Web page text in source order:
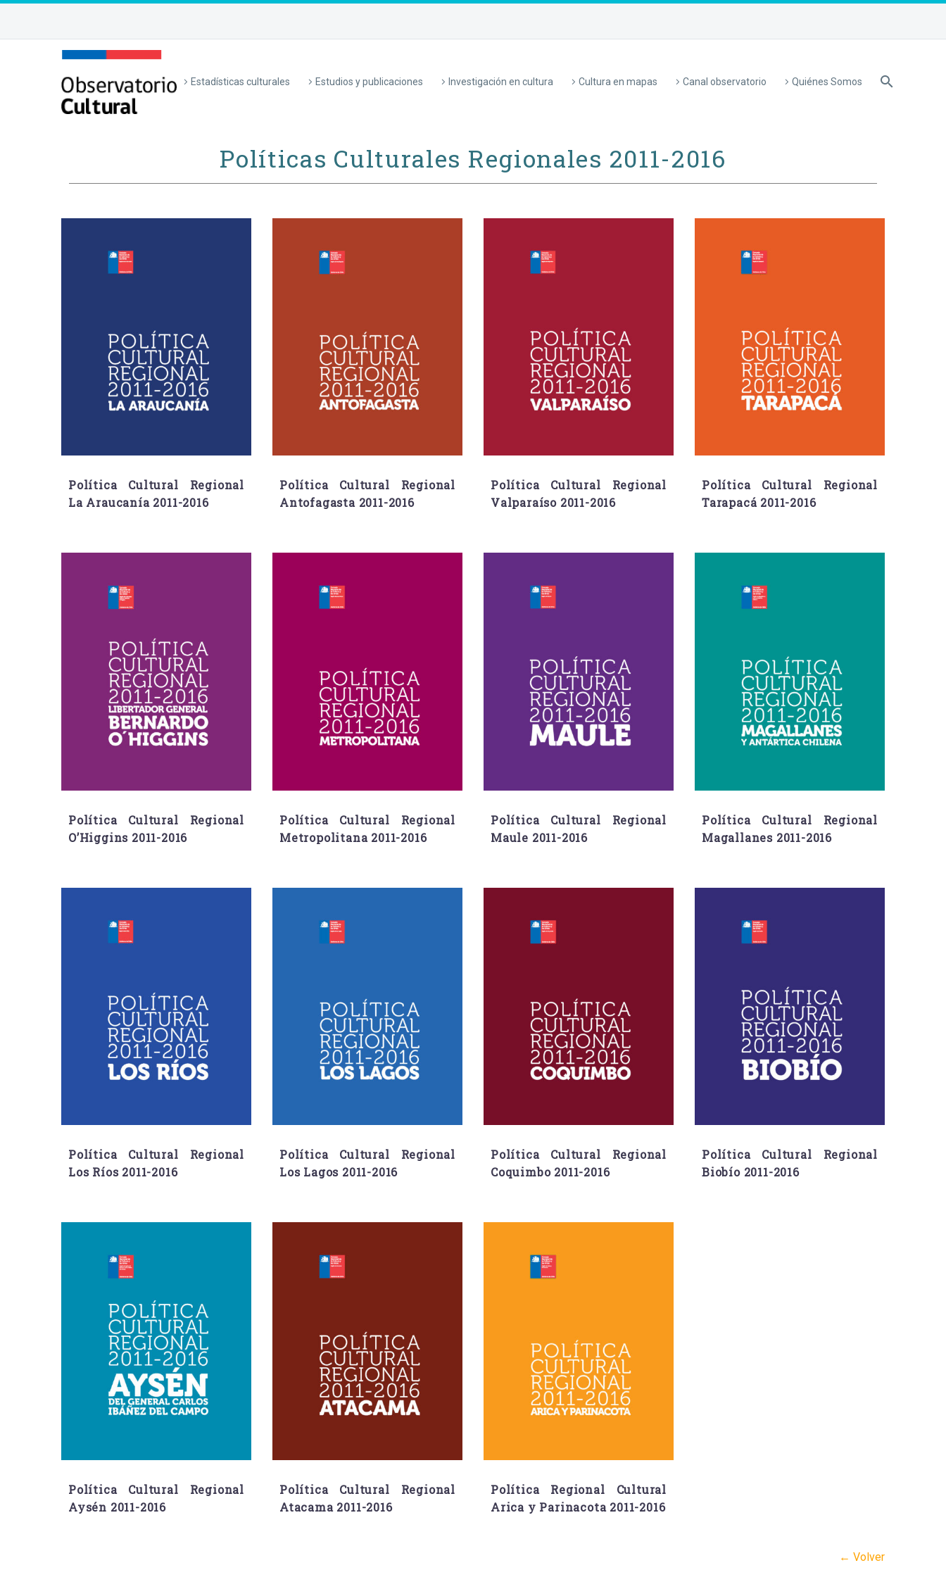
Estadísticas culturales Estudios y publicaciones Investigación en cultura Cultura en mapas Canal observatorio Quiénes Somos
Políticas Culturales Regionales 2011-2016
Política Cultural Regional
La Araucanía 2011-2016
Política Cultural Regional
Antofagasta 2011-2016
Política Cultural Regional
Valparaíso 2011-2016
Política Cultural Regional
Tarapacá 2011-2016
Política Cultural Regional
O’Higgins 2011-2016
Política Cultural Regional
Metropolitana 2011-2016
Política Cultural Regional
Maule 2011-2016
Política Cultural Regional
Magallanes 2011-2016
Política Cultural Regional
Los Ríos 2011-2016
Política Cultural Regional
Los Lagos 2011-2016
Política Cultural Regional
Coquimbo 2011-2016
Política Cultural Regional
Biobío 2011-2016
Política Cultural Regional
Aysén 2011-2016
Política Cultural Regional
Atacama 2011-2016
Política Regional Cultural
Arica y Parinacota 2011-2016
← Volver